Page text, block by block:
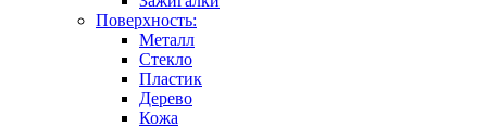
Поверхность:
Металл
Стекло
Пластик
Дерево
Кожа